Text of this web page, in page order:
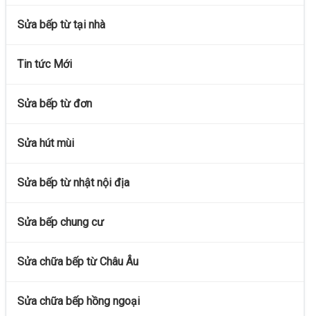
Sửa bếp từ tại nhà
Tin tức Mới
Sửa bếp từ đơn
Sửa hút mùi
Sửa bếp từ nhật nội địa
Sửa bếp chung cư
Sửa chữa bếp từ Châu Âu
Sửa chữa bếp hồng ngoại